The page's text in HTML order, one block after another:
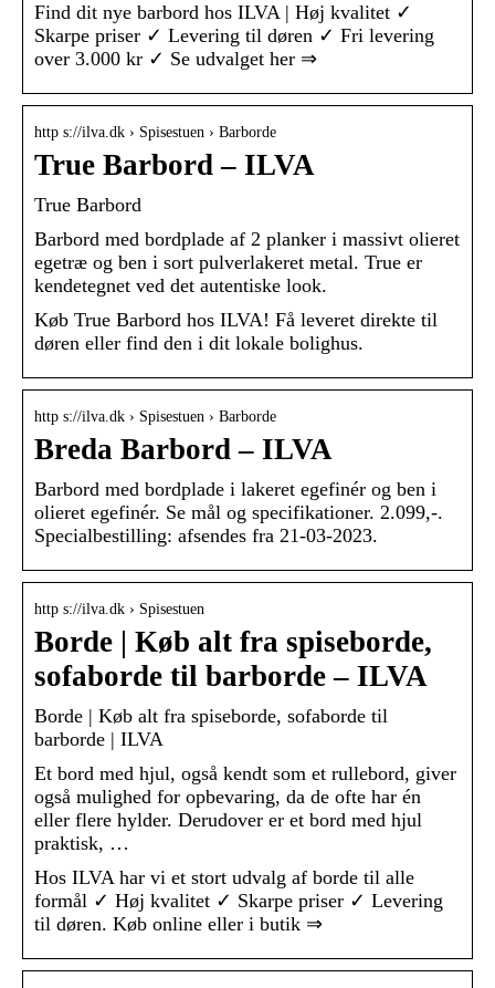
Find dit nye barbord hos ILVA | Høj kvalitet ✓
Skarpe priser ✓ Levering til døren ✓ Fri levering
over 3.000 kr ✓ Se udvalget her ⇒
http s://ilva.dk › Spisestuen › Barborde
True Barbord – ILVA
True Barbord
Barbord med bordplade af 2 planker i massivt olieret
egetræ og ben i sort pulverlakeret metal. True er
kendetegnet ved det autentiske look.
Køb True Barbord hos ILVA! Få leveret direkte til
døren eller find den i dit lokale bolighus.
http s://ilva.dk › Spisestuen › Barborde
Breda Barbord – ILVA
Barbord med bordplade i lakeret egefinér og ben i
olieret egefinér. Se mål og specifikationer. 2.099,-.
Specialbestilling: afsendes fra 21-03-2023.
http s://ilva.dk › Spisestuen
Borde | Køb alt fra spiseborde,
sofaborde til barborde – ILVA
Borde | Køb alt fra spiseborde, sofaborde til
barborde | ILVA
Et bord med hjul, også kendt som et rullebord, giver
også mulighed for opbevaring, da de ofte har én
eller flere hylder. Derudover er et bord med hjul
praktisk, …
Hos ILVA har vi et stort udvalg af borde til alle
formål ✓ Høj kvalitet ✓ Skarpe priser ✓ Levering
til døren. Køb online eller i butik ⇒